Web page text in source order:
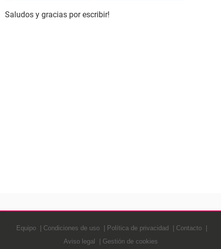
Saludos y gracias por escribir!
Equipo Condiciones de uso Política de privacidad
Contacto
Aviso legal
Gestión de cookies